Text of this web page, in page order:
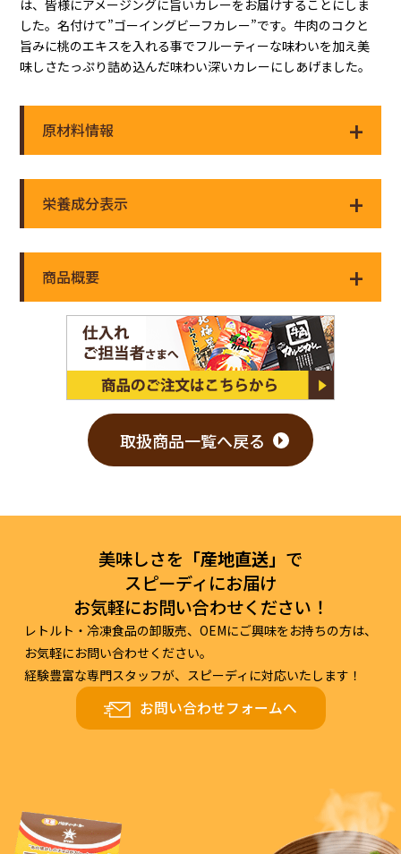
は、皆様にアメージングに旨いカレーをお届けすることにしま
した。名付けて”ゴーイングビーフカレー”です。牛肉のコクと
旨みに桃のエキスを入れる事でフルーティーな味わいを加え美
味しさたっぷり詰め込んだ味わい深いカレーにしあげました。
原材料情報
栄養成分表示
商品概要
取扱商品一覧へ戻る
美味しさを 「産地直送」 で
スピーディにお届け
お気軽にお問い合わせください！
レトルト・冷凍食品の卸販売、OEMにご興味をお持ちの方は、
お気軽にお問い合わせください。
経験豊富な専門スタッフが、スピーディに対応いたします！
お問い合わせフォームへ